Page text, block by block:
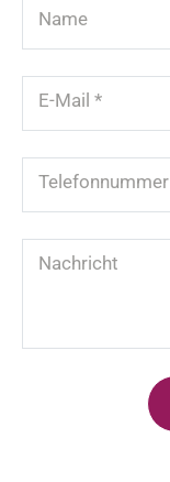
Name
E-Mail *
Telefonnummer
Nachricht